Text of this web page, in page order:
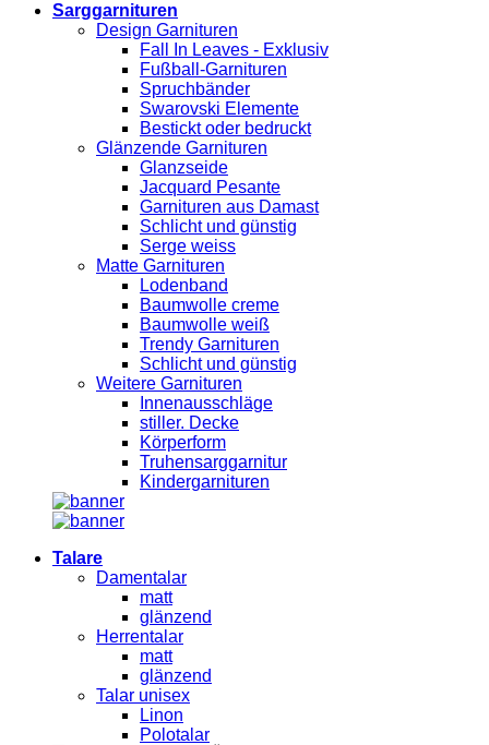
Sarggarnituren
Design Garnituren
Fall In Leaves - Exklusiv
Fußball-Garnituren
Spruchbänder
Swarovski Elemente
Bestickt oder bedruckt
Glänzende Garnituren
Glanzseide
Jacquard Pesante
Garnituren aus Damast
Schlicht und günstig
Serge weiss
Matte Garnituren
Lodenband
Baumwolle creme
Baumwolle weiß
Trendy Garnituren
Schlicht und günstig
Weitere Garnituren
Innenausschläge
stiller. Decke
Körperform
Truhensarggarnitur
Kindergarnituren
Talare
Damentalar
matt
glänzend
Herrentalar
matt
glänzend
Talar unisex
Linon
Polotalar